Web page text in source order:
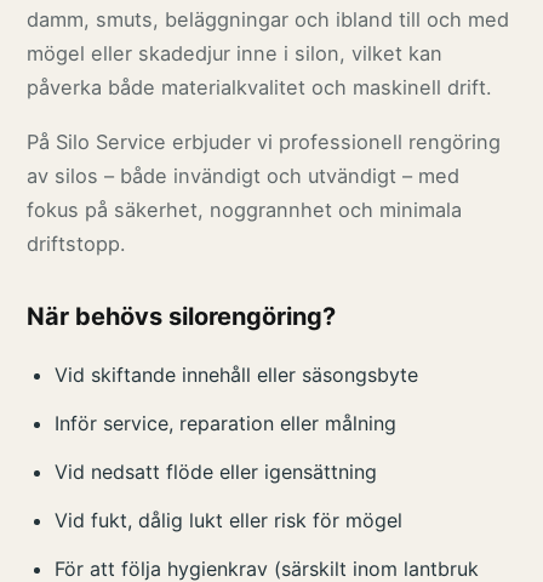
damm, smuts, beläggningar och ibland till och med
mögel eller skadedjur inne i silon, vilket kan
påverka både materialkvalitet och maskinell drift.
På Silo Service erbjuder vi professionell rengöring
av silos – både invändigt och utvändigt – med
fokus på säkerhet, noggrannhet och minimala
driftstopp.
När behövs silorengöring?
Vid skiftande innehåll eller säsongsbyte
Inför service, reparation eller målning
Vid nedsatt flöde eller igensättning
Vid fukt, dålig lukt eller risk för mögel
För att följa hygienkrav (särskilt inom lantbruk